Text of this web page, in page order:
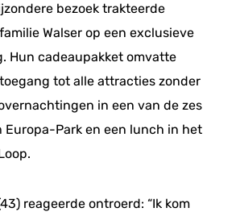
bezoek trakteerde
Walser op een exclusieve
Hun cadeaupakket omvatte
tot alle attracties zonder
in een van de zes
Europa-Park en een lunch in het
reageerde ontroerd: “Ik kom